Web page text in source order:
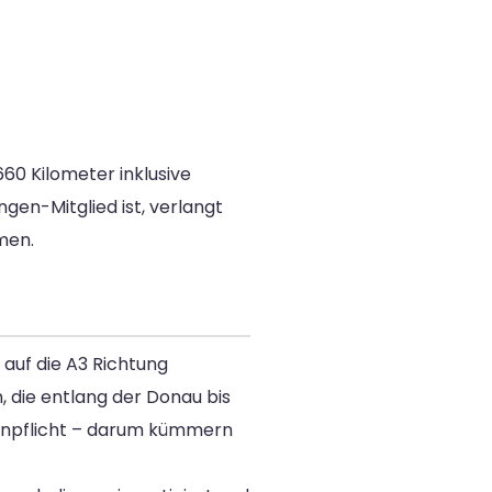
Kilometer inklusive
Mitglied ist, verlangt
die A3 Richtung
die entlang der Donau bis
– darum kümmern